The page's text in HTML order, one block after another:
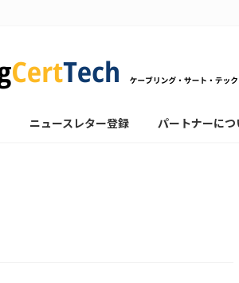
ニュースレター登録 パートナーにつ